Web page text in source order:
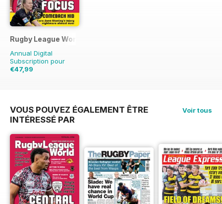
Rugby League World
Annual Digital
Subscription pour
€47,99
VOUS POUVEZ ÉGALEMENT ÊTRE
INTÉRESSÉ PAR
Voir tous